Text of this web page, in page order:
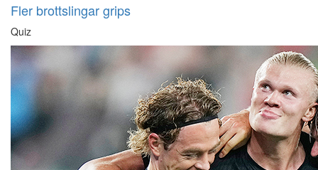
Fler brottslingar grips
Quiz